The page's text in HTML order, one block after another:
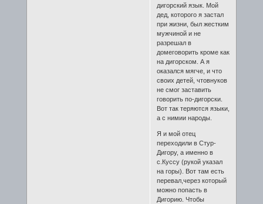
дигорский язык. Мой
дед, которого я застал
при жизни, был жестким
мужчиной и не
разрешал в
домеговорить кроме как
на дигорском. А я
оказался мягче, и что
своих детей, чтовнуков
не смог заставить
говорить по-дигорски.
Вот так теряются языки,
а с нимии народы.
Я и мой отец
переходили в Стур-
Дигору, а именно в
с.Куссу (рукой указал
на горы). Вот там есть
перевал,через который
можно попасть в
Дигорию. Чтобы